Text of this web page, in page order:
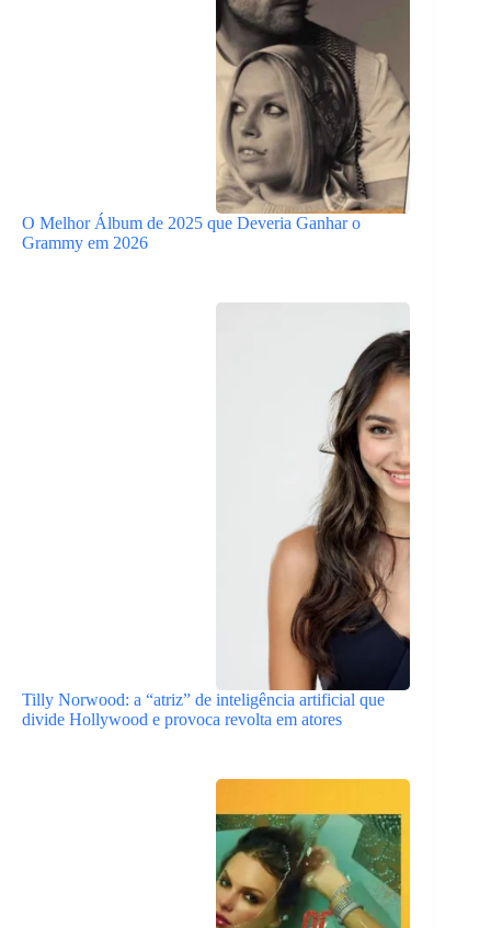
O Melhor Álbum de 2025 que Deveria Ganhar o
Grammy em 2026
Tilly Norwood: a “atriz” de inteligência artificial que
divide Hollywood e provoca revolta em atores